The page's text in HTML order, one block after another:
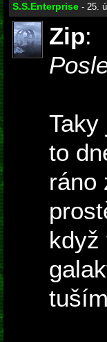
S.S.Enterprise - 25.
Zip:
to
ráno
když